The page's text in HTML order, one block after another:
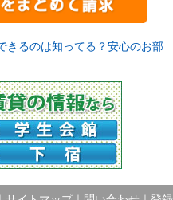
きるのは知ってる？安心のお部